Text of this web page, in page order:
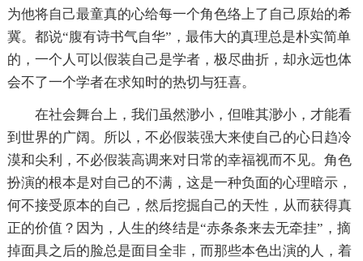
为他将自己最童真的心给每一个角色络上了自己原始的希
冀。都说“腹有诗书气自华”，最伟大的真理总是朴实简单
的，一个人可以假装自己是学者，极尽曲折，却永远也体
会不了一个学者在求知时的热切与狂喜。
在社会舞台上，我们虽然渺小，但唯其渺小，才能看
到世界的广阔。所以，不必假装强大来使自己的心日趋冷
漠和尖利，不必假装高调来对日常的幸福视而不见。角色
扮演的根本是对自己的不满，这是一种负面的心理暗示，
何不接受原本的自己，然后挖掘自己的天性，从而获得真
正的价值？因为，人生的终结是“赤条条来去无牵挂”，摘
掉面具之后的脸总是面目全非，而那些本色出演的人，着